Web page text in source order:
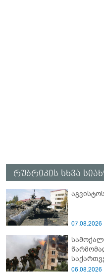
რუბრიკის სხვა
07.08.2026
06.08.2026